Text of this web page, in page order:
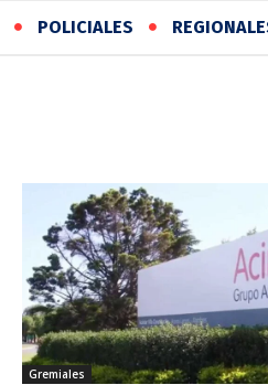
POLICIALES
Gremiales